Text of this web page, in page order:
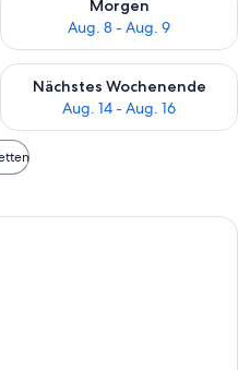
Morgen
Aug. 8 - Aug. 9
Wochenende, Aug. 7
Nächstes Wochenende
Aug. 14 - Aug. 16
Überprüfe die Verfügbarkeit
Ein Bett mit grauem Kopfteil, weißer